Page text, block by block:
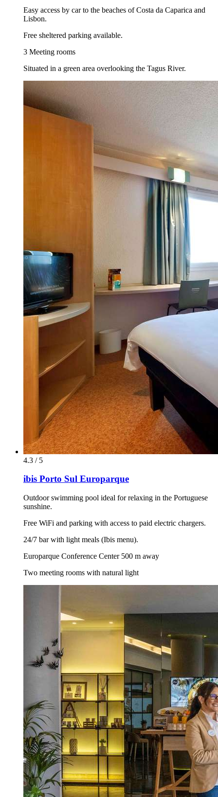
Easy access by car to the beaches of Costa da Caparica and
Lisbon.
Free sheltered parking available.
3 Meeting rooms
Situated in a green area overlooking the Tagus River.
4.3 / 5
ibis Porto Sul Europarque
Outdoor swimming pool ideal for relaxing in the Portuguese
sunshine.
Free WiFi and parking with access to paid electric chargers.
24/7 bar with light meals (Ibis menu).
Europarque Conference Center 500 m away
Two meeting rooms with natural light